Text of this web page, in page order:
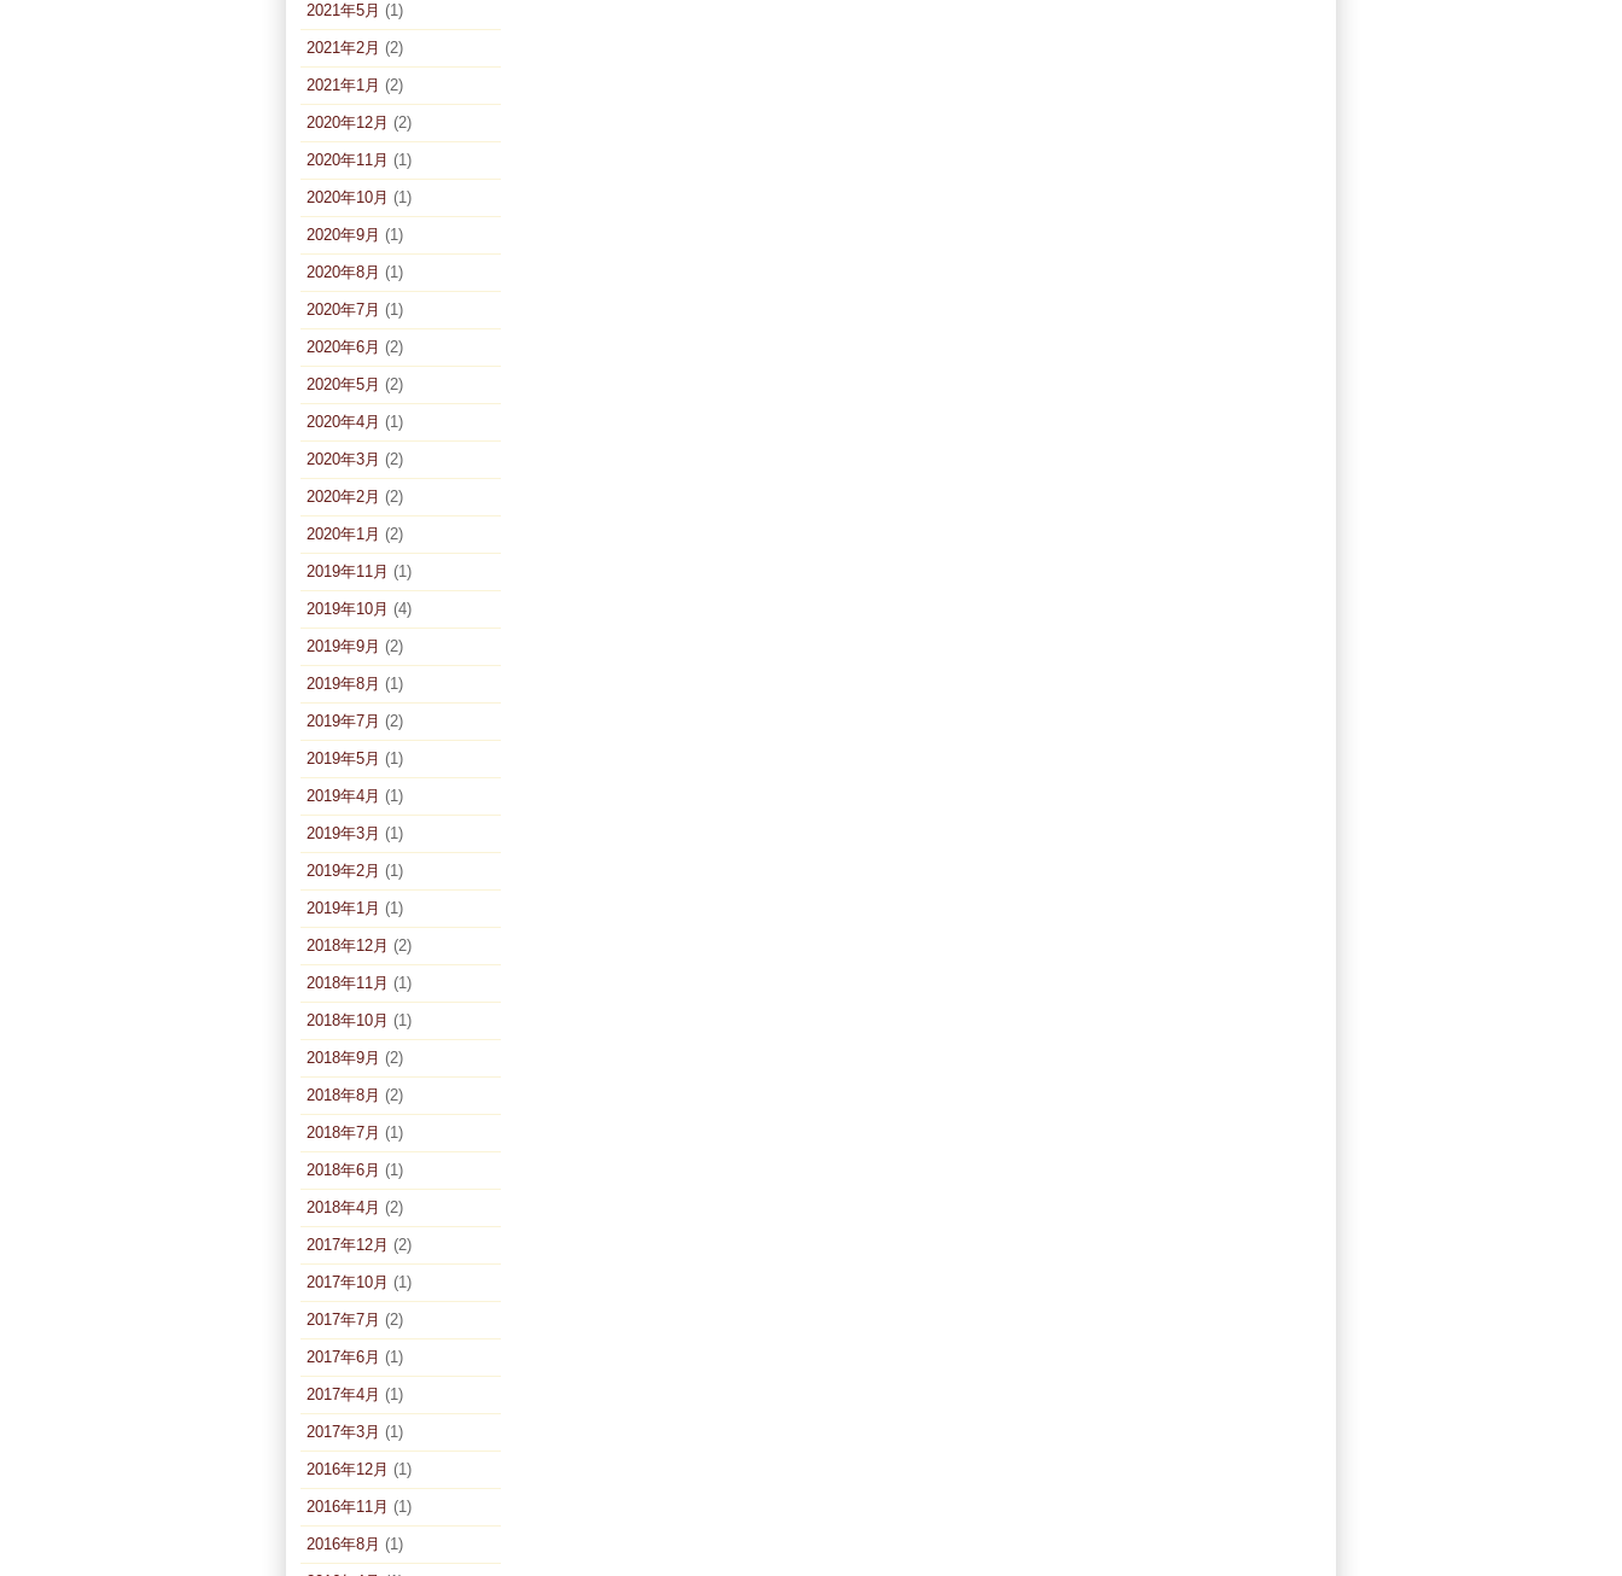
2021年5月 (1)
2021年2月 (2)
2021年1月 (2)
2020年12月 (2)
2020年11月 (1)
2020年10月 (1)
2020年9月 (1)
2020年8月 (1)
2020年7月 (1)
2020年6月 (2)
2020年5月 (2)
2020年4月 (1)
2020年3月 (2)
2020年2月 (2)
2020年1月 (2)
2019年11月 (1)
2019年10月 (4)
2019年9月 (2)
2019年8月 (1)
2019年7月 (2)
2019年5月 (1)
2019年4月 (1)
2019年3月 (1)
2019年2月 (1)
2019年1月 (1)
2018年12月 (2)
2018年11月 (1)
2018年10月 (1)
2018年9月 (2)
2018年8月 (2)
2018年7月 (1)
2018年6月 (1)
2018年4月 (2)
2017年12月 (2)
2017年10月 (1)
2017年7月 (2)
2017年6月 (1)
2017年4月 (1)
2017年3月 (1)
2016年12月 (1)
2016年11月 (1)
2016年8月 (1)